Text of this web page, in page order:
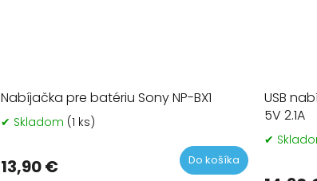
Nabíjačka pre batériu Sony NP-BX1
produktu
✔ Skladom (1 ks)
13,90 € Do košíka
USB
5V 2.1A
✔